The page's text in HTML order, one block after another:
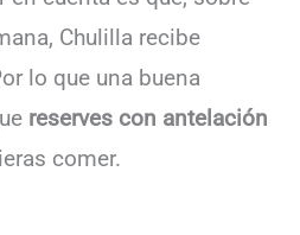
Chulilla recibe
lo que una buena
reserves con antelación
comer.